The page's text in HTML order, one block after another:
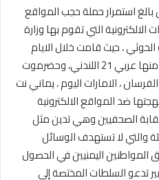
بالغ استمرار حملة حجب المواقع
الالكترونية التي تقوم بها وزارة
، حيث قامت خلال الايام
القليلة الماضية بحجب عدة مواقع منها عربي 21 اللندني، وحضرموت
، الامارات اليوم ، يماني نت
ضد المواقع الالكترونية
الصحفيين وهي تدين مثل
والتي لا تستهدف الوسائل
اليمنيين في الحصول
تدعو السلطات المختصة إلى